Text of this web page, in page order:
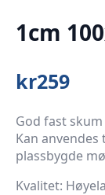
1cm
kr259
God fast
Kan anvendes
plassbygde
Kvalitet: